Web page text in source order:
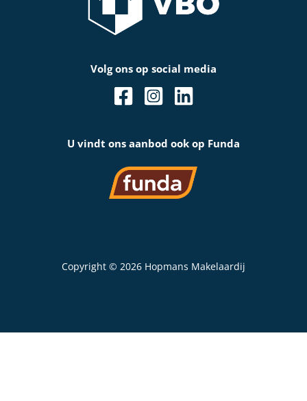
Volg ons op social media
U vindt ons aanbod ook op Funda
Copyright © 2026 Hopmans Makelaardij